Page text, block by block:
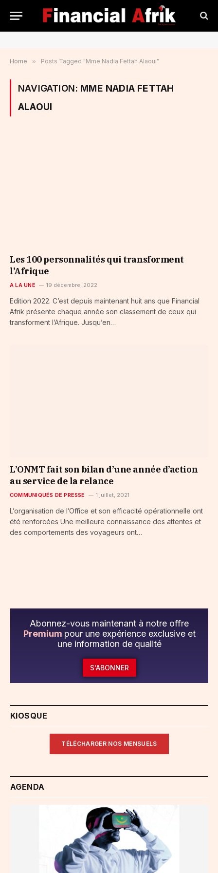
Home » Posts Tagged "Mme Nadia Fettah Alaoui"
NAVIGATION: MME NADIA FETTAH
ALAOUI
Les 100 personnalités qui transforment
l’Afrique
A LA UNE 19 décembre, 2022
Edition 2022. C’est depuis maintenant huit ans que Financial
Afrik présente chaque année son classement de ceux qui
transforment l’Afrique. Jusqu’en…
L’ONMT fait son bilan d’une année d’action
au service de la relance
COMMUNIQUÉS DE PRESSE 1 juillet, 2021
L’organisation de l’Office et son efficacité opérationnelle ont
été renforcées Une meilleure connaissance des attentes et
des comportements des voyageurs ont…
Abonnez-vous maintenant à notre offre
Premium pour une expérience exclusive et
une information de qualité
S'ABONNER
KIOSQUE
TÉLÉCHARGER NOS MENSUELS
AGENDA